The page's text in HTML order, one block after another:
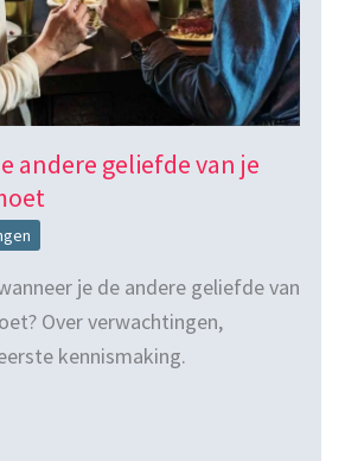
andere geliefde van je
je de andere geliefde van
Over verwachtingen,
kennismaking.